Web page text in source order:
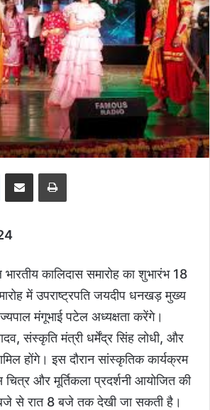
LinkedInShare via Email Print
कालिदास समारोह का शुभारंभ 18
में उपराष्ट्रपति जयदीप धनखड़ मुख्य
मंगूभाई पटेल अध्यक्षता करेंगे।
संस्कृति मंत्री धर्मेंद्र सिंह लोधी, और
होंगे। इस दौरान सांस्कृतिक कार्यक्रम
चित्र और मूर्तिकला प्रदर्शनी आयोजित की
से रात 8 बजे तक देखी जा सकती है।